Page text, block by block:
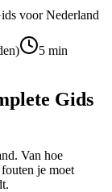
voor Nederland
) 5 min
Gids
Van hoe
je moet